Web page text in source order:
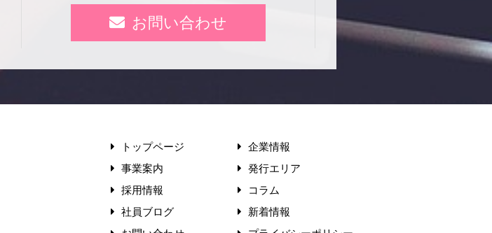
お問い合わせ
トップページ
企業情報
事業案内
発行エリア
採用情報
コラム
社員ブログ
新着情報